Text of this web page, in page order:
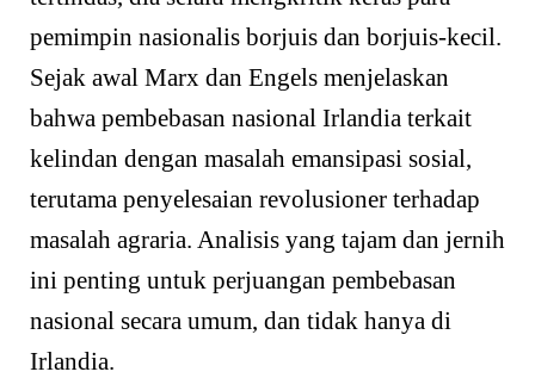
pemimpin nasionalis borjuis dan borjuis-kecil.
Sejak awal Marx dan Engels menjelaskan
bahwa pembebasan nasional Irlandia terkait
kelindan dengan masalah emansipasi sosial,
terutama penyelesaian revolusioner terhadap
masalah agraria. Analisis yang tajam dan jernih
ini penting untuk perjuangan pembebasan
nasional secara umum, dan tidak hanya di
Irlandia.